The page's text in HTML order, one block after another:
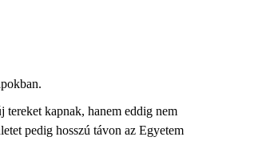
tereket kapnak, hanem eddig nem
pedig hosszú távon az Egyetem